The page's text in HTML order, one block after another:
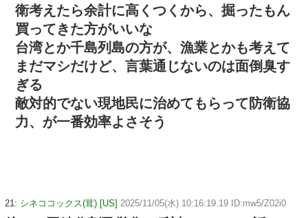
衛考えたら余計に高くつくから、掘ったもん
買ってきた方がいいな
台湾とか千島列島の方が、漁業とかも考えて
まだマシだけど、言葉通じないのは面倒臭す
ぎる
敵対的でない現地民に治めてもらって防衛協
力、が一番効率よさそう
21: シネココックス(茸) [US] 2025/11/05(水) 10:16:19.19 ID:mw5/Z02i0